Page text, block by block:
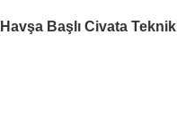
Havşa Başlı Civata Teknik